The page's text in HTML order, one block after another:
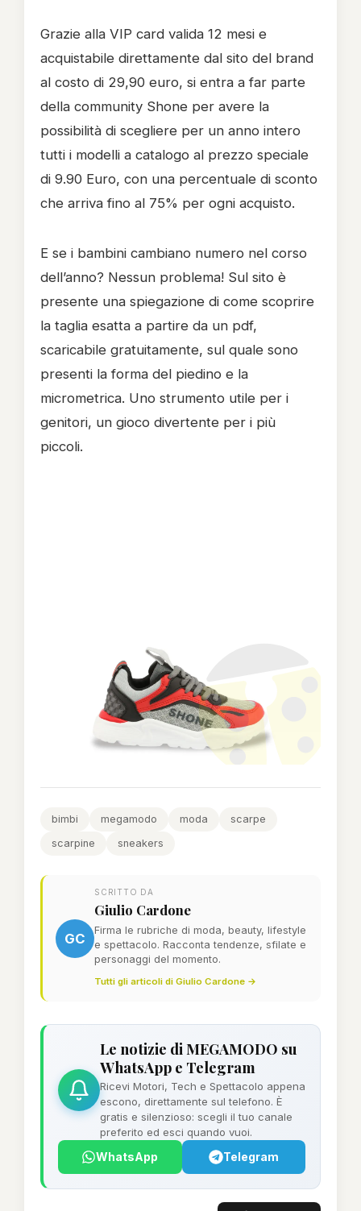
Grazie alla VIP card valida 12 mesi e
acquistabile direttamente dal sito del brand
al costo di 29,90 euro, si entra a far parte
della community Shone per avere la
possibilità di scegliere per un anno intero
tutti i modelli a catalogo al prezzo speciale
di 9.90 Euro, con una percentuale di sconto
che arriva fino al 75% per ogni acquisto.
E se i bambini cambiano numero nel corso
dell’anno? Nessun problema! Sul sito è
presente una spiegazione di come scoprire
la taglia esatta a partire da un pdf,
scaricabile gratuitamente, sul quale sono
presenti la forma del piedino e la
micrometrica. Uno strumento utile per i
genitori, un gioco divertente per i più
piccoli.
bimbi megamodo moda
scarpe
scarpine
sneakers
GC
SCRITTO DA
Giulio Cardone
Firma le rubriche di moda, beauty, lifestyle
e spettacolo. Racconta tendenze, sfilate e
personaggi del momento.
Tutti gli articoli di Giulio Cardone →
Le notizie di MEGAMODO su
WhatsApp e Telegram
Ricevi Motori, Tech e Spettacolo appena
escono, direttamente sul telefono. È
gratis e silenzioso: scegli il tuo canale
preferito ed esci quando vuoi.
WhatsApp Telegram